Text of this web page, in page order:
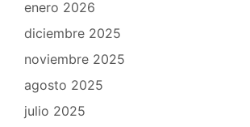
enero 2026
diciembre 2025
noviembre 2025
agosto 2025
julio 2025